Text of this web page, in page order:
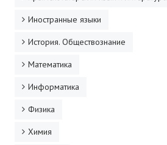
Иностранные языки
История. Обществознание
Математика
Информатика
Физика
Химия